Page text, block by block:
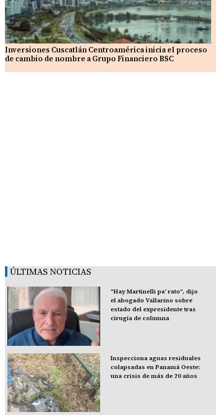
Inversiones Cuscatlán Centroamérica inicia el proceso
de cambio de nombre a Grupo Financiero BSC
ÚLTIMAS NOTICIAS
"Hay Martinelli pa' rato", dijo
el abogado Vallarino sobre
estado del expresidente tras
cirugía de columna
Inspecciona aguas residuales
colapsadas en Panamá Oeste:
una crisis de más de 20 años